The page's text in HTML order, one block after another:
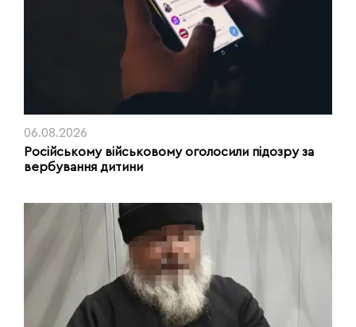
06.08.2026
Російському військовому оголосили підозру за
вербування дитини